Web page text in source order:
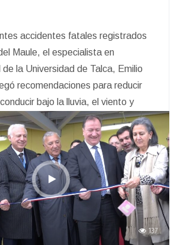
accidentes fatales registrados
Maule, el especialista en
de la Universidad de Talca, Emilio
recomendaciones para reducir
bajo la lluvia, el viento y
baja visibilidad.
137